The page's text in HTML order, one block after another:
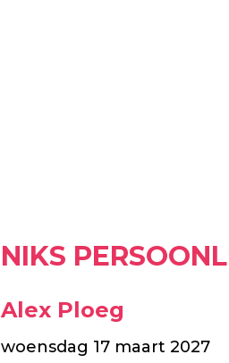
NIKS
Alex Ploeg
woensdag 17 maart 2027